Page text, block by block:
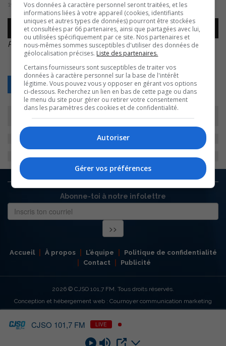
19 septembre 2022 | Par Sylvain Rochon
Lecteur
audio
00:00 00:00
Richard Potvin – Marché Saint-David – 20220919.
Retour
Abonne-toi à notre infolettre
Accueil À propos L’équipe
Politique de confidentialité
Contact
Publicité
2026 © CJSO 101,7 FM. Tous droits réservés.
Conception et hébergement web : Cournoyer communication marketing
CJSO 101,7 FM LIVE
Vos données à caractère personnel seront traitées, et les
informations liées à votre appareil (cookies, identifiants
uniques et autres types de données) pourront être stockées
et consultées par 66 partenaires, ainsi que partagées avec lui,
ou utilisées spécifiquement par ce site. Nos partenaires et
nous-mêmes sommes susceptibles d'utiliser des données de
géolocalisation précises. Liste des partenaires.
Certains fournisseurs sont susceptibles de traiter vos
données à caractère personnel sur la base de l'intérêt
légitime. Vous pouvez vous y opposer en gérant vos options
ci-dessous. Recherchez un lien en bas de cette page ou dans
le menu du site pour gérer ou retirer votre consentement
dans les paramètres des cookies et de confidentialité.
Autoriser
Gérer vos préférences